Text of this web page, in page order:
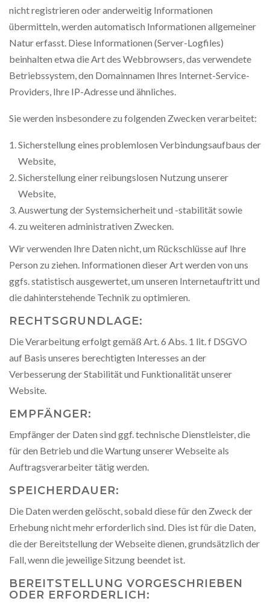
nicht registrieren oder anderweitig Informationen
übermitteln, werden automatisch Informationen allgemeiner
Natur erfasst. Diese Informationen (Server-Logfiles)
beinhalten etwa die Art des Webbrowsers, das verwendete
Betriebssystem, den Domainnamen Ihres Internet-Service-
Providers, Ihre IP-Adresse und ähnliches.
Sie werden insbesondere zu folgenden Zwecken verarbeitet:
Sicherstellung eines problemlosen Verbindungsaufbaus der
Website,
Sicherstellung einer reibungslosen Nutzung unserer
Website,
Auswertung der Systemsicherheit und -stabilität sowie
zu weiteren administrativen Zwecken.
Wir verwenden Ihre Daten nicht, um Rückschlüsse auf Ihre
Person zu ziehen. Informationen dieser Art werden von uns
ggfs. statistisch ausgewertet, um unseren Internetauftritt und
die dahinterstehende Technik zu optimieren.
RECHTSGRUNDLAGE:
Die Verarbeitung erfolgt gemäß Art. 6 Abs. 1 lit. f DSGVO
auf Basis unseres berechtigten Interesses an der
Verbesserung der Stabilität und Funktionalität unserer
Website.
EMPFÄNGER:
Empfänger der Daten sind ggf. technische Dienstleister, die
für den Betrieb und die Wartung unserer Webseite als
Auftragsverarbeiter tätig werden.
SPEICHERDAUER:
Die Daten werden gelöscht, sobald diese für den Zweck der
Erhebung nicht mehr erforderlich sind. Dies ist für die Daten,
die der Bereitstellung der Webseite dienen, grundsätzlich der
Fall, wenn die jeweilige Sitzung beendet ist.
BEREITSTELLUNG VORGESCHRIEBEN
ODER ERFORDERLICH: